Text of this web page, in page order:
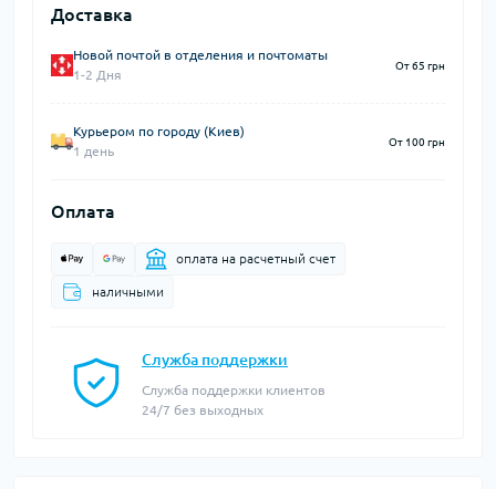
Доставка
Новой почтой в отделения и почтоматы
1-2 Дня
От 65 грн
Курьером по городу (Киев)
1 день
От 100 грн
Оплата
оплата на расчетный счет
наличными
Служба поддержки
Служба поддержки клиентов
24/7 без выходных